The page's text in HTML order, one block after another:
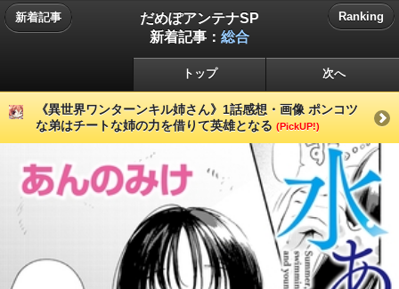
新着記事
だめぽアンテナSP
新着記事： 総合
Ranking
トップ 次へ
《異世界ワンターンキル姉さん》1話感想・画像 ポンコツ
な弟はチートな姉の力を借りて英雄となる (PickUP!)